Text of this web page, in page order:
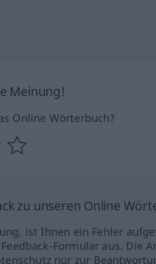
Meinung!
Online Wörterbuch?
zu unseren Online
ist Ihnen ein Fehler
Formular aus. Die
nur zur